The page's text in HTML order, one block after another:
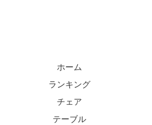
ホーム
ランキング
チェア
テーブル